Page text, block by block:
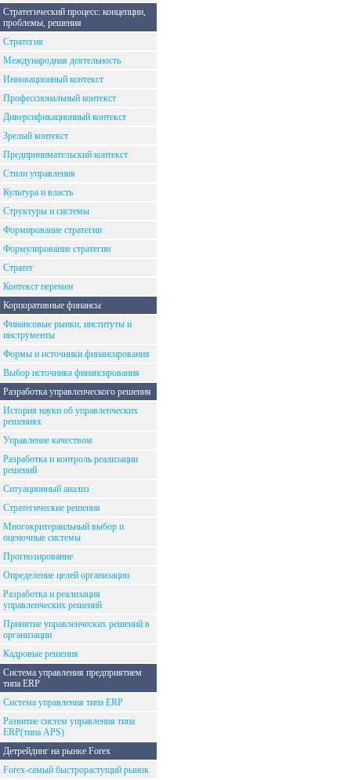
Стратегический процесс: концепции,
проблемы, решения
Стратегия
Международная деятельность
Инновационный контекст
Профессиональный контекст
Диверсификационный контекст
Зрелый контекст
Предпринимательский контекст
Стили управления
Культура и власть
Структуры и системы
Формирование стратегии
Формулирование стратегии
Стратег
Контекст перемен
Корпоративные финансы
Финансовые рынки, институты и
инструменты
Формы и источники финансирования
Выбор источника финансирования
Разработка управленческого решения
История науки об управленческих
решениях
Управление качеством
Разработка и контроль реализации
решений
Ситуационный анализ
Стратегические решения
Многокритераильный выбор и
оценочные системы
Прогнозирование
Определение целей организации
Разработка и реализация
управленческих решений
Принятие управленческих решений в
организации
Кадровые решения
Система управления предприятием
типа ERP
Система управления типа ERP
Развитие систем управления типа
ERP(типа APS)
Детрейдинг на рынке Forex
Forex-самый быстрорастущий рынок